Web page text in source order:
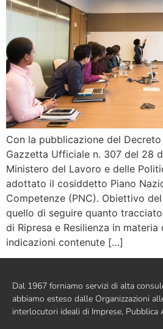
Con la pubblicazione del Decreto
Gazzetta Ufficiale n. 307 del 28
Ministero del Lavoro e delle
adottato il cosiddetto Piano
Competenze (PNC). Obiettivo
quello di seguire quanto
di Ripresa e Resilienza in materia
indicazioni contenute […]
Dal 1967 forniamo servizi di alta
abbiamo esteso dalle Organizzazioni
interlocutori ideali di Imprese, Pubblica